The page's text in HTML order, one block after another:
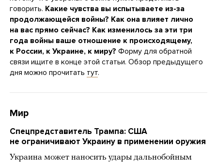
говорить. Какие чувства вы испытываете из-за
продолжающейся войны? Как она влияет лично
на вас прямо сейчас? Как изменилось за эти три
года войны ваше отношение к происходящему,
к России, к Украине, к миру? Форму для обратной
связи ищите в конце этой статьи. Обзор предыдущего
дня можно прочитать тут.
Мир
Спецпредставитель Трампа: США
не ограничивают Украину в применении оружия
Украина может наносить удары дальнобойным